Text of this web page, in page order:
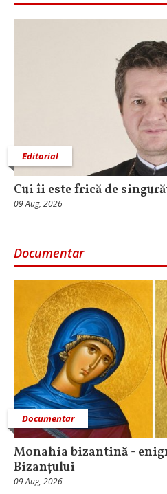
Editorial
Cui îi este frică de
09 Aug, 2026
Documentar
Documentar
Monahia bizantină -
Bizanțului
09 Aug, 2026